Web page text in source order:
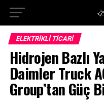
ELEKTRIKLI TICARI
Hidrojen Bazlı
Daimler Truck
Group’tan Güç